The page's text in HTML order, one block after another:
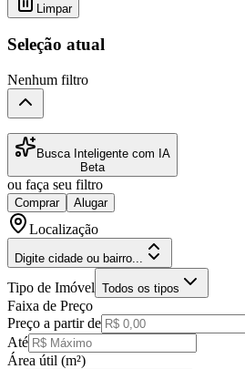
Limpar
Seleção atual
Nenhum filtro
Busca Inteligente com IA
Beta
ou faça seu filtro
Comprar Alugar
Localização
Digite cidade ou bairro...
Tipo de Imóvel Todos os tipos
Faixa de Preço
Preço a partir de
Até
Área útil (m²)